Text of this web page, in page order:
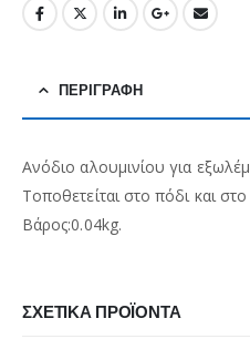
ΠΕΡΙΓΡΑΦΉ
Ανόδιο αλουμινίου για
Τοποθετείται στο πόδι και
Βάρος:0.04kg.
ΣΧΕΤΙΚΆ ΠΡΟΪΌΝΤΑ